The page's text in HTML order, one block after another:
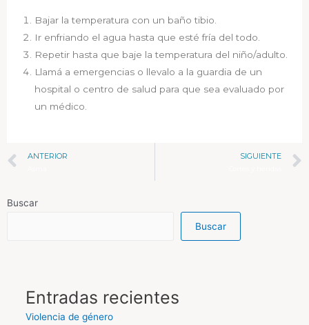
Bajar la temperatura con un baño tibio.
Ir enfriando el agua hasta que esté fría del todo.
Repetir hasta que baje la temperatura del niño/adulto.
Llamá a emergencias o llevalo a la guardia de un
hospital o centro de salud para que sea evaluado por
un médico.
ANTERIOR SIGUIENTE
Buscar
Buscar
Entradas recientes
Violencia de género